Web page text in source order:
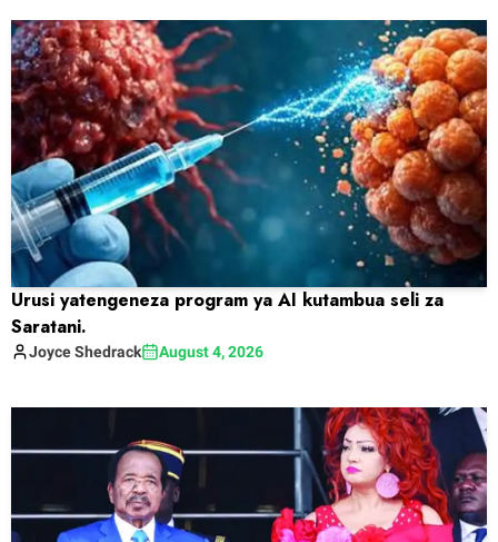
Urusi yatengeneza program ya AI kutambua seli za
Saratani.
JoyceShedrack August 4, 2026